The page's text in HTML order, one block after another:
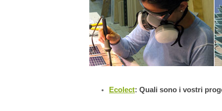
Ecolect: Quali sono i vostri